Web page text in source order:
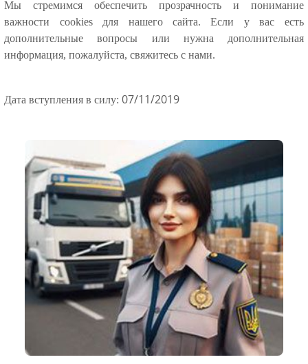
Мы стремимся обеспечить прозрачность и понимание
важности cookies для нашего сайта. Если у вас есть
дополнительные вопросы или нужна дополнительная
информация, пожалуйста, свяжитесь с нами.
Дата вступления в силу:07/11/2019